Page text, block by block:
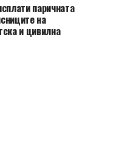
паричната
на
и цивилна